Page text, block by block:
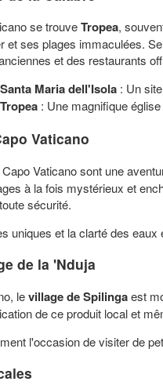
se trouveTropea,
et ses plages immaculées.
et des restaurants
Maria dell'Isola : Un
: Une magnifique
Vaticano
Vaticano sont une
à la fois mystérieux et
sécurité.
uniques et la clarté des
de la 'Nduja
levillage de Spilingaest
de ce produit local et
l'occasion de visiter de